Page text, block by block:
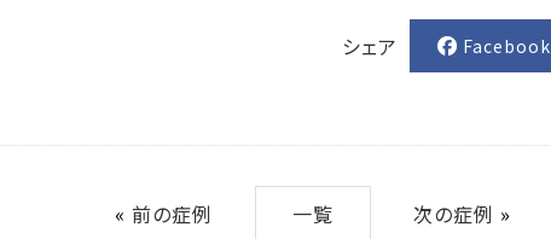
シェア Facebook
« 前の症例 一覧 次の症例 »